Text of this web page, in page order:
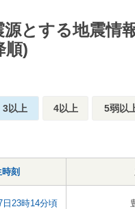
源とする地震情
順)
3以上 4以上 5弱以
刻
日23時14分頃